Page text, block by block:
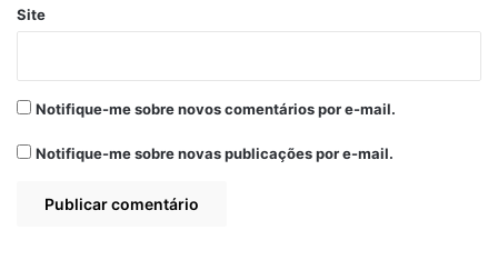
deputados estaduais Roberto Costa (MDB),
(Podemos); o secretário de Estado da
Segurança Pública, Maurício Martins, além
de prefeitos, vereadores e outras
autoridades.
Site
Notifique-me sobre novos comentários por e-mail.
Notifique-me sobre novas publicações por e-mail.